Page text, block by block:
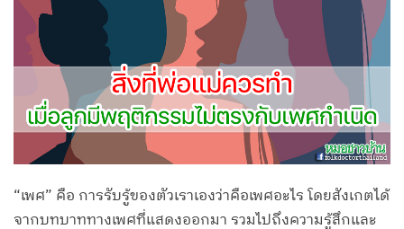
“เพศ” คือ การรับรู้ของตัวเราเองว่าคือเพศอะไร โดยสังเกตได้
จากบทบาททางเพศที่แสดงออกมา รวมไปถึงความรู้สึกและ